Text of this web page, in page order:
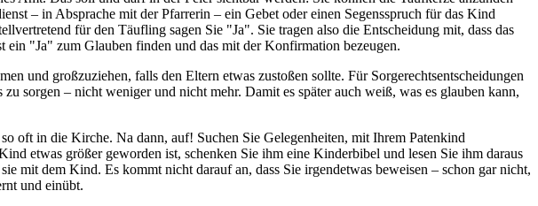
– in Absprache mit der Pfarrerin – ein Gebet oder einen Segensspruch für das Kind
für den Täufling sagen Sie "Ja". Sie tragen also die Entscheidung mit, dass das
"Ja" zum Glauben finden und das mit der Konfirmation bezeugen.
und großzuziehen, falls den Eltern etwas zustoßen sollte. Für Sorgerechtsentscheidungen
sorgen – nicht weniger und nicht mehr. Damit es später auch weiß, was es glauben kann,
oft in die Kirche. Na dann, auf! Suchen Sie Gelegenheiten, mit Ihrem Patenkind
etwas größer geworden ist, schenken Sie ihm eine Kinderbibel und lesen Sie ihm daraus
mit dem Kind. Es kommt nicht darauf an, dass Sie irgendetwas beweisen – schon gar nicht,
und einübt.